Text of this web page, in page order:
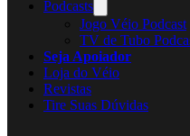
Podcasts
Jogo Véio Podcast
TV de Tubo
Seja Apoiador
Loja do Véio
Revistas
Tire Suas Dúvidas